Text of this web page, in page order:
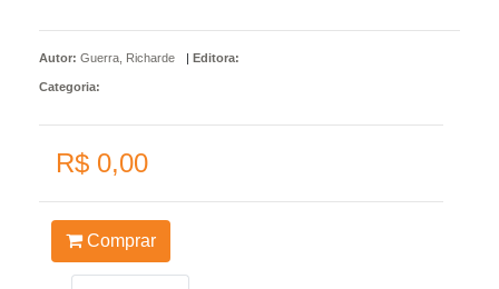
Autor: Guerra, Richarde | Editora:
Categoria:
R$ 0,00
Comprar